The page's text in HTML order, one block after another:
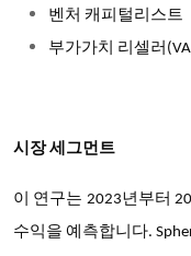
벤처 캐피털리스트
부가가치 리셀러
시장 세그먼트
이 연구는 2023년부터
수익을 예측합니다.